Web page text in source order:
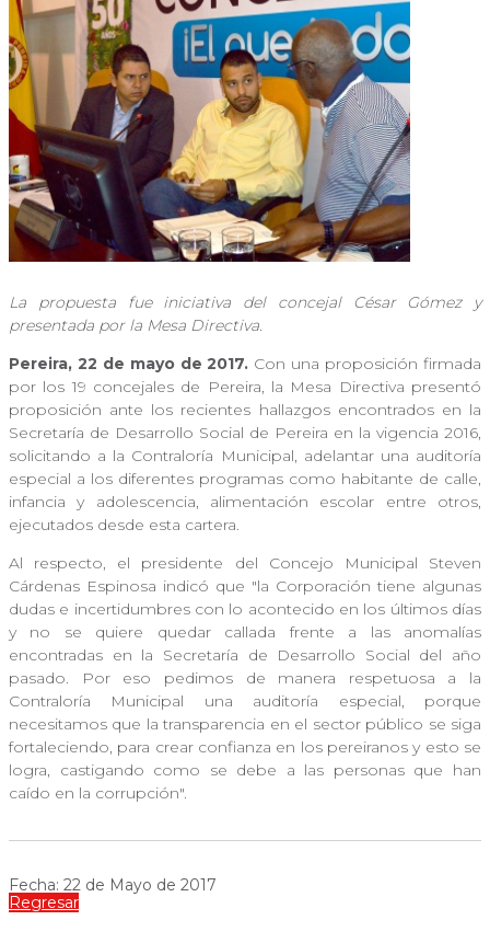
La propuesta fue iniciativa del concejal César Gómez y
presentada por la Mesa Directiva.
Pereira, 22 de mayo de 2017. Con una proposición firmada
por los 19 concejales de Pereira, la Mesa Directiva presentó
proposición ante los recientes hallazgos encontrados en la
Secretaría de Desarrollo Social de Pereira en la vigencia 2016,
solicitando a la Contraloría Municipal, adelantar una auditoría
especial a los diferentes programas como habitante de calle,
infancia y adolescencia, alimentación escolar entre otros,
ejecutados desde esta cartera.
Al respecto, el presidente del Concejo Municipal Steven
Cárdenas Espinosa indicó que "la Corporación tiene algunas
dudas e incertidumbres con lo acontecido en los últimos días
y no se quiere quedar callada frente a las anomalías
encontradas en la Secretaría de Desarrollo Social del año
pasado. Por eso pedimos de manera respetuosa a la
Contraloría Municipal una auditoría especial, porque
necesitamos que la transparencia en el sector público se siga
fortaleciendo, para crear confianza en los pereiranos y esto se
logra, castigando como se debe a las personas que han
caído en la corrupción".
Fecha: 22 de Mayo de 2017
Regresar